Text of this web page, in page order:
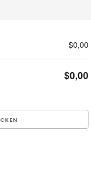
$0,00
$0,00